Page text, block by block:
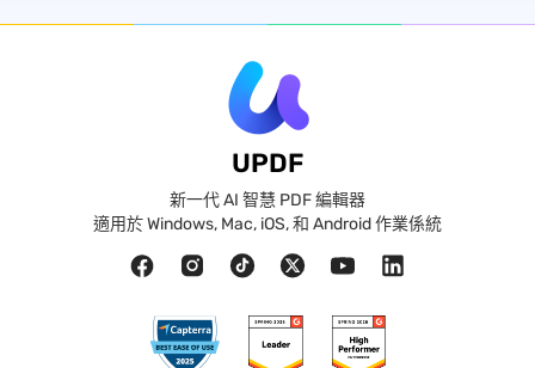
UPDF
新一代 AI 智慧 PDF 編輯器
適用於 Windows, Mac, iOS, 和 Android 作業係統